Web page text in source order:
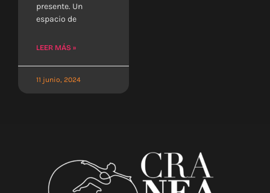
presente. Un
espacio de
LEER MÁS »
11 junio, 2024